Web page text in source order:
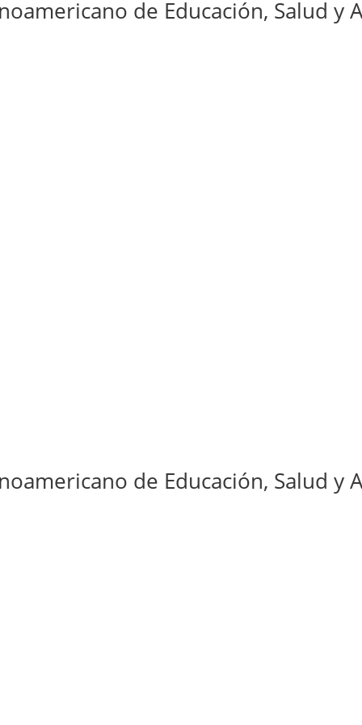
de Educación, Salud y
de Educación, Salud y